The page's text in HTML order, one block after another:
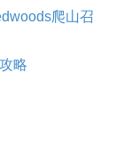
爬山召
略